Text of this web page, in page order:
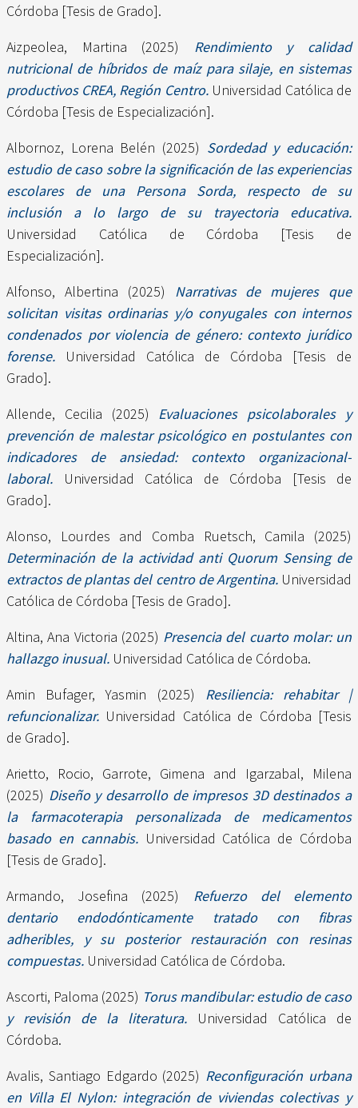
Córdoba [Tesis de Grado].
Aizpeolea, Martina (2025) Rendimiento y calidad
nutricional de híbridos de maíz para silaje, en sistemas
productivos CREA, Región Centro.Universidad Católica de
Córdoba [Tesis de Especialización].
Albornoz, Lorena Belén (2025) Sordedad y educación:
estudio de caso sobre la significación de las experiencias
escolares de una Persona Sorda, respecto de su
inclusión a lo largo de su trayectoria educativa.
Universidad Católica de Córdoba [Tesis de
Especialización].
Alfonso, Albertina (2025) Narrativas de mujeres que
solicitan visitas ordinarias y/o conyugales con internos
condenados por violencia de género: contexto jurídico
forense. Universidad Católica de Córdoba [Tesis de
Grado].
Allende, Cecilia (2025) Evaluaciones psicolaborales y
prevención de malestar psicológico en postulantes con
indicadores de ansiedad: contexto organizacional-
laboral. Universidad Católica de Córdoba [Tesis de
Grado].
Alonso, Lourdes and Comba Ruetsch, Camila (2025)
Determinación de la actividad anti Quorum Sensing de
extractos de plantas del centro de Argentina.Universidad
Católica de Córdoba [Tesis de Grado].
Altina, Ana Victoria (2025) Presencia del cuarto molar: un
hallazgo inusual. Universidad Católica de Córdoba.
Amin Bufager, Yasmin (2025) Resiliencia: rehabitar |
refuncionalizar. Universidad Católica de Córdoba [Tesis
de Grado].
Arietto, Rocio, Garrote, Gimena and Igarzabal, Milena
(2025) Diseño y desarrollo de impresos 3D destinados a
la farmacoterapia personalizada de medicamentos
basado en cannabis.Universidad Católica de Córdoba
[Tesis de Grado].
Armando, Josefina (2025) Refuerzo del elemento
dentario endodónticamente tratado con fibras
adheribles, y su posterior restauración con resinas
compuestas. Universidad Católica de Córdoba.
Ascorti, Paloma (2025) Torus mandibular: estudio de caso
y revisión de la literatura. Universidad Católica de
Córdoba.
Avalis, Santiago Edgardo (2025) Reconfiguración urbana
en Villa El Nylon: integración de viviendas colectivas y